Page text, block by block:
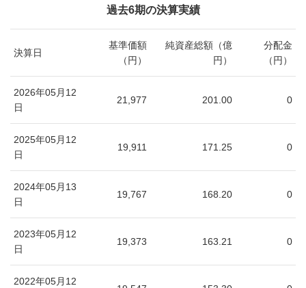
過去6期の決算実績
決算日
基準価額
（円）
純資産総額（億
円）
分配金
（円）
2026年05月12
日
21,977 201.00 0
2025年05月12
日
19,911 171.25 0
2024年05月13
日
19,767 168.20 0
2023年05月12
日
19,373 163.21 0
2022年05月12